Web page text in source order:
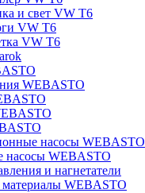
и свет VW T6
VW T6
VW T6
WEBASTO
насосы WEBASTO
насосы WEBASTO
и нагнетатели
материалы WEBASTO